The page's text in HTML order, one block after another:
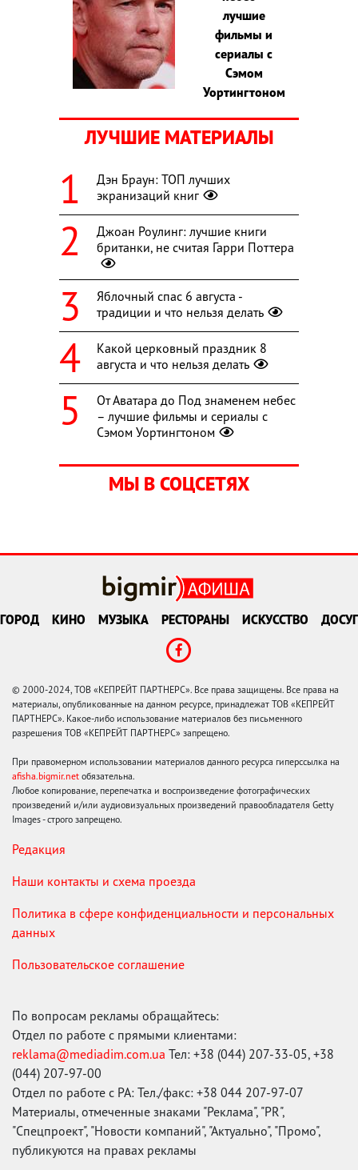
лучшие
фильмы и
сериалы с
Сэмом
Уортингтоном
ЛУЧШИЕ МАТЕРИАЛЫ
Дэн Браун: ТОП лучших
экранизаций книг
Джоан Роулинг: лучшие книги
британки, не считая Гарри Поттера
Яблочный спас 6 августа -
традиции и что нельзя делать
Какой церковный праздник 8
августа и что нельзя делать
От Аватара до Под знаменем небес
– лучшие фильмы и сериалы с
Сэмом Уортингтоном
МЫ В СОЦСЕТЯХ
ГОРОД КИНО МУЗЫКА РЕСТОРАНЫ ИСКУССТВО ДОСУГ
© 2000-2024, ТОВ «КЕПРЕЙТ ПАРТНЕРС». Все права защищены. Все права на
материалы, опубликованные на данном ресурсе, принадлежат ТОВ «КЕПРЕЙТ
ПАРТНЕРС». Какое-либо использование материалов без письменного
разрешения ТОВ «КЕПРЕЙТ ПАРТНЕРС» запрещено.
При правомерном использовании материалов данного ресурса гиперссылка на
afisha.bigmir.net обязательна.
Любое копирование, перепечатка и воспроизведение фотографических
произведений и/или аудиовизуальных произведений правообладателя Getty
Images - строго запрещено.
Редакция
Наши контакты и схема проезда
Политика в сфере конфиденциальности и персональных
данных
Пользовательское соглашение
По вопросам рекламы обращайтесь:
Отдел по работе с прямыми клиентами:
reklama@mediadim.com.ua Тел: +38 (044) 207-33-05, +38
(044) 207-97-00
Отдел по работе с РА: Тел./факс: +38 044 207-97-07
Материалы, отмеченные знаками "Реклама", "PR",
"Спецпроект", "Новости компаний", "Актуально", "Промо",
публикуются на правах рекламы